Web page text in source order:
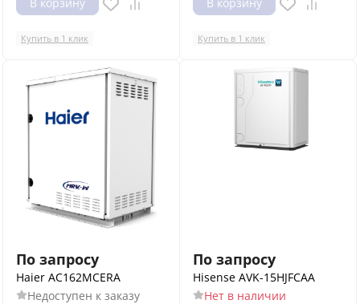
Купить в 1 клик Купить в 1 клик
По запросу
Haier AC162MCERA
Недоступен к заказу
По запросу
Hisense AVK-15HJFCAA
Нет в наличии